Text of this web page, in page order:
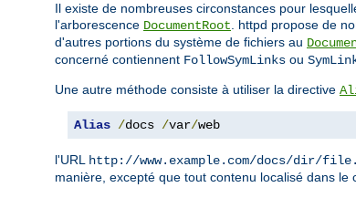
Il existe de nombreuses circonstances pour
l'arborescence DocumentRoot. httpd propose de
d'autres portions du système de fichiers au
concerné contiennent FollowSymLinks ou
Une autre méthode consiste à utiliser la directive
Alias /docs /var/web
l'URL http://www.example.com/docs/dir/
manière, excepté que tout contenu localisé dans